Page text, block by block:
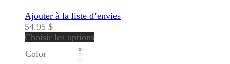
Ajouter à la liste d’envies
54.95 $
Choisir les options
Color